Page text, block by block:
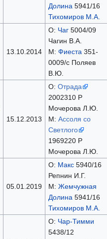
Долина 5941/16
Тихомиров М.А.
13.10.2014
О: Чаг5004/09
Чагин В.А.
М: Фиеста 351-
0009/с Поляев
В.Ю.
15.12.2013
О: Отрада
2002310 Р
Мочерова Л.Ю.
М: Ассоля со
Светлого
1969220 Р
Мочерова Л.Ю.
05.01.2019
О: Макс5940/16
Репнин И.Г.
М: Жемчужная
Долина 5941/16
Тихомиров М.А.
О: Чар-Тимми
5438/12